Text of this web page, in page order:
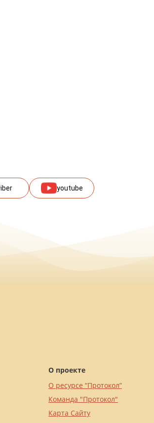
youtube
О проекте
О ресурсе “Протокол”
Команда "Протокол"
Карта Сайту